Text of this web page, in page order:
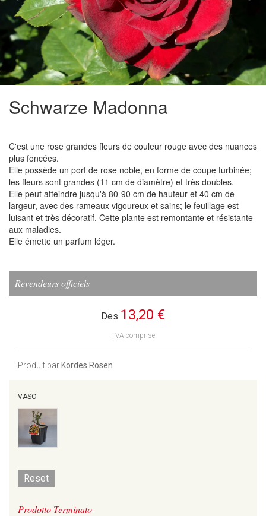
Previous
Schwarze Madonna
C'est une rose grandes fleurs de couleur rouge avec des nuances
plus foncées.
Elle possède un port de rose noble, en forme de coupe turbinée;
les fleurs sont grandes (11 cm de diamètre) et très doubles.
Elle peut atteindre jusqu'à 80-90 cm de hauteur et 40 cm de
largeur, avec des rameaux vigoureux et sains; le feuillage est
luisant et très décoratif. Cette plante est remontante et résistante
aux maladies.
Elle émette un parfum léger.
Revendeurs officiels
Des 13,20 €
TVA comprise
Produit par Kordes Rosen
VASO
Reset
Prodotto Terminato